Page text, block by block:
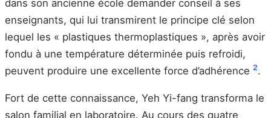
dans son ancienne école demander conseil à ses
enseignants, qui lui transmirent le principe clé selon
lequel les « plastiques thermoplastiques », après avoir
fondu à une température déterminée puis refroidi,
peuvent produire une excellente force d’adhérence 2.
Fort de cette connaissance, Yeh Yi-fang transforma le
salon familial en laboratoire. Au cours des quatre